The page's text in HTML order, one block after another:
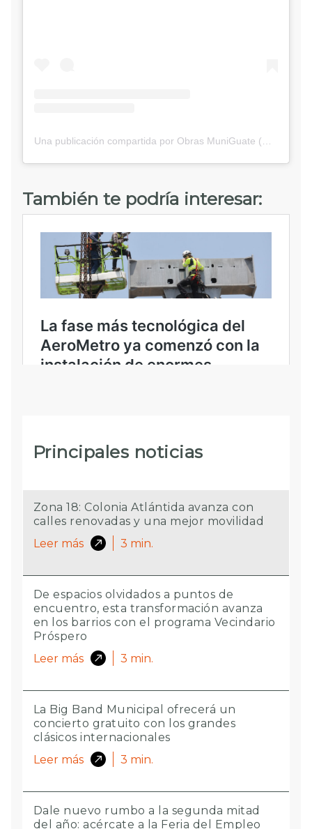
También te podría interesar:
Principales noticias
Zona 18: Colonia Atlántida avanza con
calles renovadas y una mejor movilidad
Leer más
3 min.
De espacios olvidados a puntos de
encuentro, esta transformación avanza
en los barrios con el programa Vecindario
Próspero
Leer más
3 min.
La Big Band Municipal ofrecerá un
concierto gratuito con los grandes
clásicos internacionales
Leer más
3 min.
Dale nuevo rumbo a la segunda mitad
del año: acércate a la Feria del Empleo